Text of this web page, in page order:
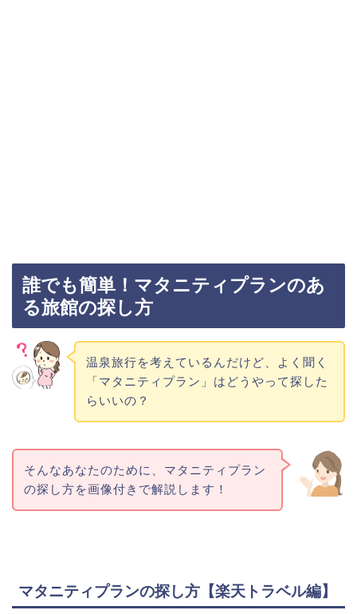
誰でも簡単！マタニティプランのあ
る旅館の探し方
温泉旅行を考えているんだけど、よく聞く
「マタニティプラン」はどうやって探した
らいいの？
そんなあなたのために、マタニティプラン
の探し方を画像付きで解説します！
マタニティプランの探し方【楽天トラベル編】